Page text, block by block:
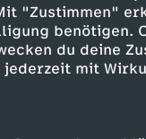
"Zustimmen"
benötigen.
du deine
mit